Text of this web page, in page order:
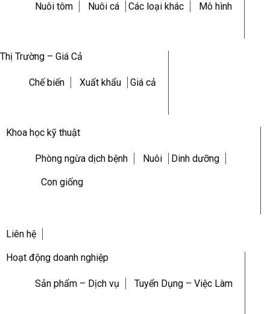
Nuôi tôm Nuôi cá Các loại khác Mô hình
Thị Trường – Giá Cả
Chế biến Xuất khẩu Giá cả
Khoa học kỹ thuật
Phòng ngừa dịch bệnh Nuôi Dinh dưỡng
Con giống
Liên hệ
Hoạt động doanh nghiệp
Sản phẩm – Dịch vụ Tuyển Dụng – Việc Làm